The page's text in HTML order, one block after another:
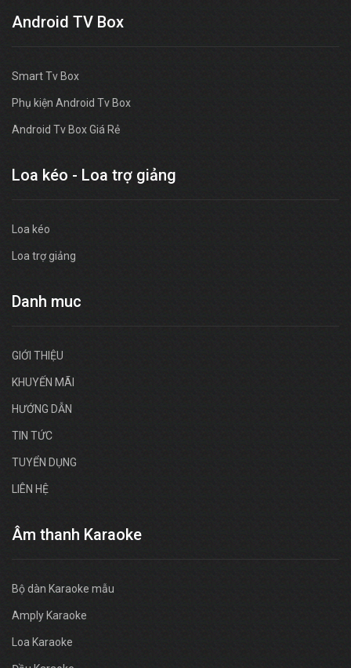
Android TV Box
Smart Tv Box
Phụ kiện Android Tv Box
Android Tv Box Giá Rẻ
Loa kéo - Loa trợ giảng
Loa kéo
Loa trợ giảng
Danh muc
GIỚI THIỆU
KHUYẾN MÃI
HƯỚNG DẪN
TIN TỨC
TUYỂN DỤNG
LIÊN HỆ
Âm thanh Karaoke
Bộ dàn Karaoke mẫu
Amply Karaoke
Loa Karaoke